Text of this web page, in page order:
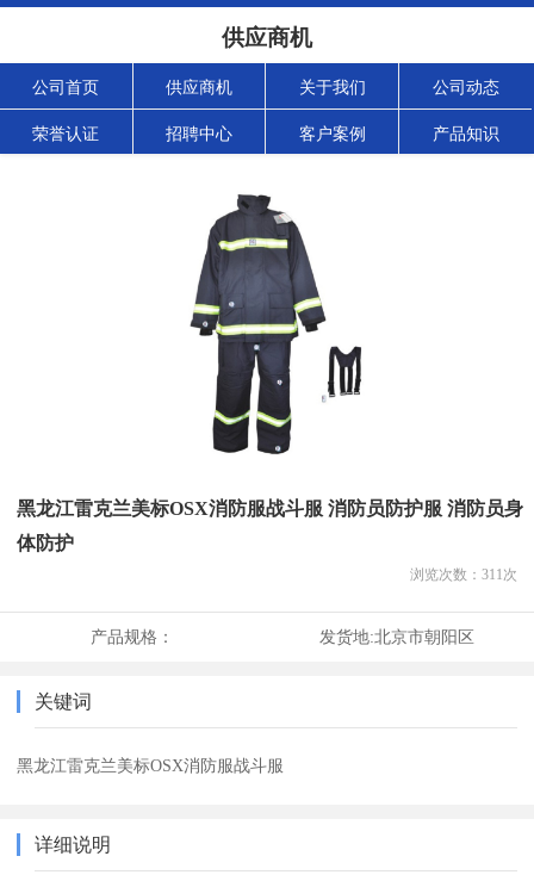
供应商机
公司首页 供应商机 关于我们 公司动态
荣誉认证 招聘中心 客户案例 产品知识
黑龙江雷克兰美标OSX消防服战斗服 消防员防护服 消防员身
体防护
浏览次数： 311次
产品规格： 发货地:北京市朝阳区
关键词
黑龙江雷克兰美标OSX消防服战斗服
详细说明